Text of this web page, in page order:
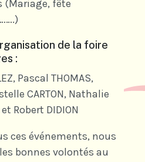
(Mariage, fête
de la foire
:
Pascal THOMAS,
CARTON, Nathalie
Robert DIDION
ces événements, nous
bonnes volontés au